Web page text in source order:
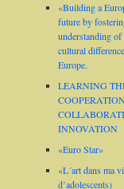
«Building a
future by
understanding of
cultural
Europe.
LEARNING
INNOVATION
«Euro Star»
«L´art dans ma
d’adolescents)